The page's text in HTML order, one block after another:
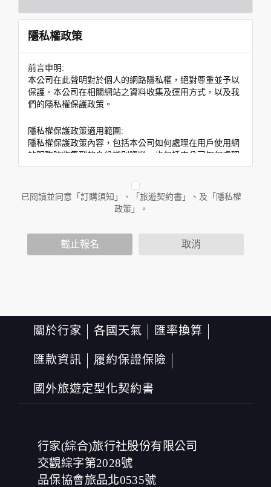
隱私權政策
前言申明:
本公司在此聲明對於個人的網路隱私權，絕對尊重並予以
保護。本公司在相關網站之資料收集及運用方式，以及我
們的隱私權保護政策。
隱私權保護政策適用範圍:
隱私權保護政策內容，包括本公司如何處理在用戶使用網
站服務時收集到的身份識別資料，也包括本公司如何處理
在商業合作與本公司合作時分享的任何身份識別資料。隱
本站所僱用或管理人員。例如您透過本公司旗下網站上的
廣告廠商連結，這些置放連結的廠商也可能蒐集您個人的
資料。對於您主動提供的個人資訊，這些廣告廠商或連結
於本公司隱私權保護政策。
為了在本網站提供您最佳的互動性服務，可能會請您提供
相關個人的資料，其範圍如下：
本網站在您使用服務信箱、問卷調查等互動性功能時，會
保留您所提供的姓名、電子郵件地址、聯絡方式及使用時
間等。
連線設備的 IP 位址、使用時間、使用的瀏覽器、瀏覽及點
部研究外，我們會視需要公佈統計數據及說明文字，但不
涉及特定個人之資料。
除非取得您的同意或其他法令之特別規定，本網站絕不會
將您的個人資料揭露予第三人或使用於蒐集目的以外之其
已閱讀並同意「訂購須知」、「旅遊契約書」、及「隱私權
政策」。
截止報名 取消
關於行家 各國天氣 匯率換算
匯款資訊 履約保證保險
國外旅遊定型化契約書
行家(綜合)旅行社股份有限公司
交觀綜字第2028號
品保協會旅品北0535號